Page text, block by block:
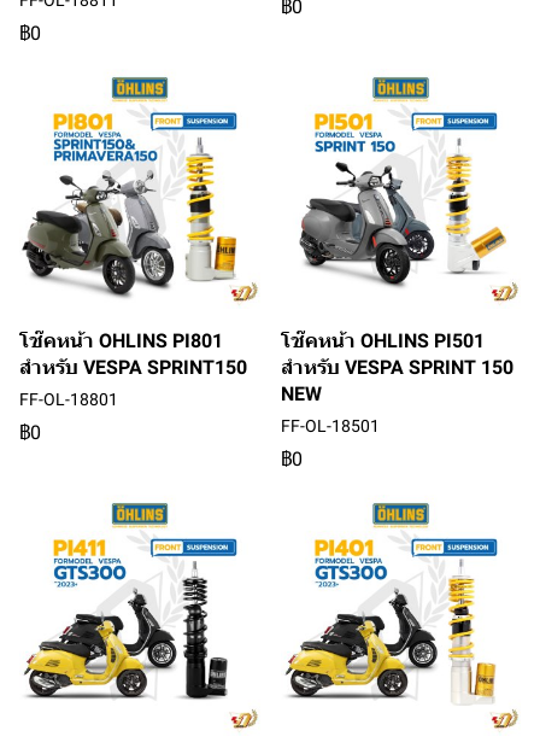
฿0
฿0
โช๊คหน้า OHLINS PI801
สำหรับ VESPA SPRINT150
FF-OL-18801
฿0
โช๊คหน้า OHLINS PI501
สำหรับ VESPA SPRINT 150
NEW
FF-OL-18501
฿0